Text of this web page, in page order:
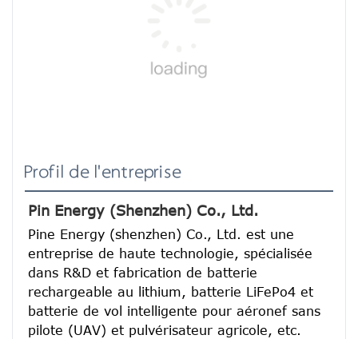
Profil de l'entreprise
Pin Energy (Shenzhen) Co., Ltd.
Pine Energy (shenzhen) Co., Ltd. est une
entreprise de haute technologie, spécialisée
dans R&D et fabrication de batterie
rechargeable au lithium, batterie LiFePo4 et
batterie de vol intelligente pour aéronef sans
pilote (UAV) et pulvérisateur agricole, etc.